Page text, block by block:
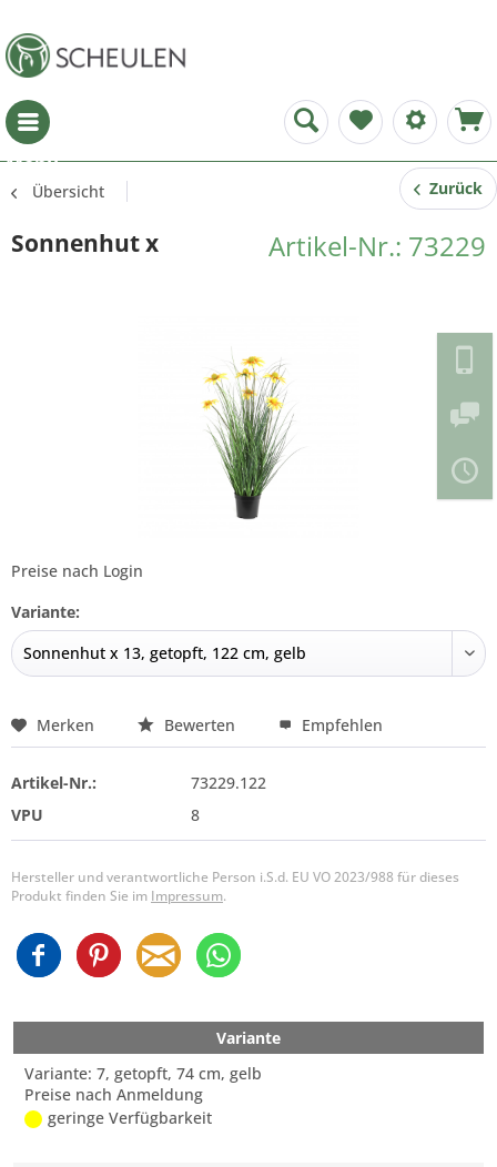
Menü
Übersicht Zurück
Artikel-Nr.: 73229
Sonnenhut x
Preise nach Login
Variante:
Merken Bewerten Empfehlen
Artikel-Nr.:
73229.122
VPU
8
Hersteller und verantwortliche Person i.S.d. EU VO 2023/988 für dieses
Produkt finden Sie im Impressum.
Variante
Variante: 7, getopft, 74 cm, gelb
Preise nach Anmeldung
geringe Verfügbarkeit